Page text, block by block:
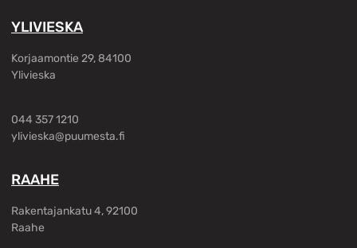
YLIVIESKA
Korjaamontie 29, 84100
Ylivieska
044 357 1210
ylivieska@puumesta.fi
RAAHE
Rakentajankatu 4, 92100
Raahe